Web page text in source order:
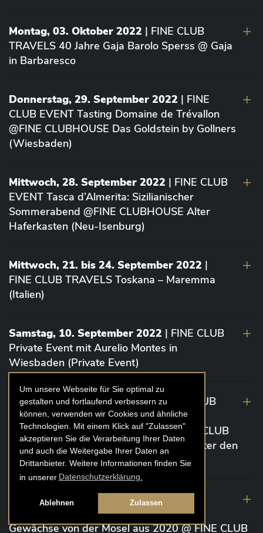
Um unsere Webseite für Sie optimal zu
gestalten und fortlaufend verbessern zu
können, verwenden wir Cookies und ähnliche
Technologien. Mit einem Klick auf "Zulassen"
akzeptieren Sie die Verarbeitung Ihrer Daten
und auch die Weitergabe Ihrer Daten an
Drittanbieter. Weitere Informationen finden Sie
in unserer Datenschutzerklärung.
Ablehnen Zulassen
Montag, 03. Oktober 2022 | FINE CLUB
TRAVELS 40 Jahre Gaja Barolo Sperss @ Gaja
in Barbaresco
Donnerstag, 29. September 2022 | FINE
CLUB EVENT Tasting Domaine de Trévallon
@FINE CLUBHOUSE Das Goldstein by Gollners
(Wiesbaden)
Mittwoch, 28. September 2022 | FINE CLUB
EVENT Tasca d’Almerita: Sizilianischer
Sommerabend @FINE CLUBHOUSE Alter
Haferkasten (Neu-Isenburg)
Mittwoch, 21. bis 24. September 2022 |
FINE CLUB TRAVELS Toskana – Maremma
(Italien)
Samstag, 10. September 2022 | FINE CLUB
Private Event mit Aurelio Montes in
Wiesbaden (Private Event)
Dienstag 6. September 2022 | FINE CLUB
Event „Die glorreichen 7” Bordeaux von
Vignoble Comtes von Neipperg @ FINE CLUB
CLUBHOUSE Ex Château / EINSTEIN Unter den
Linden (Berlin)
19. August 2022
| FINE CLUB Academy
Caviar „Die glorreichen 7“ Riesling Große
Gewächse von der Mosel aus 2020 @ FINE CLUB